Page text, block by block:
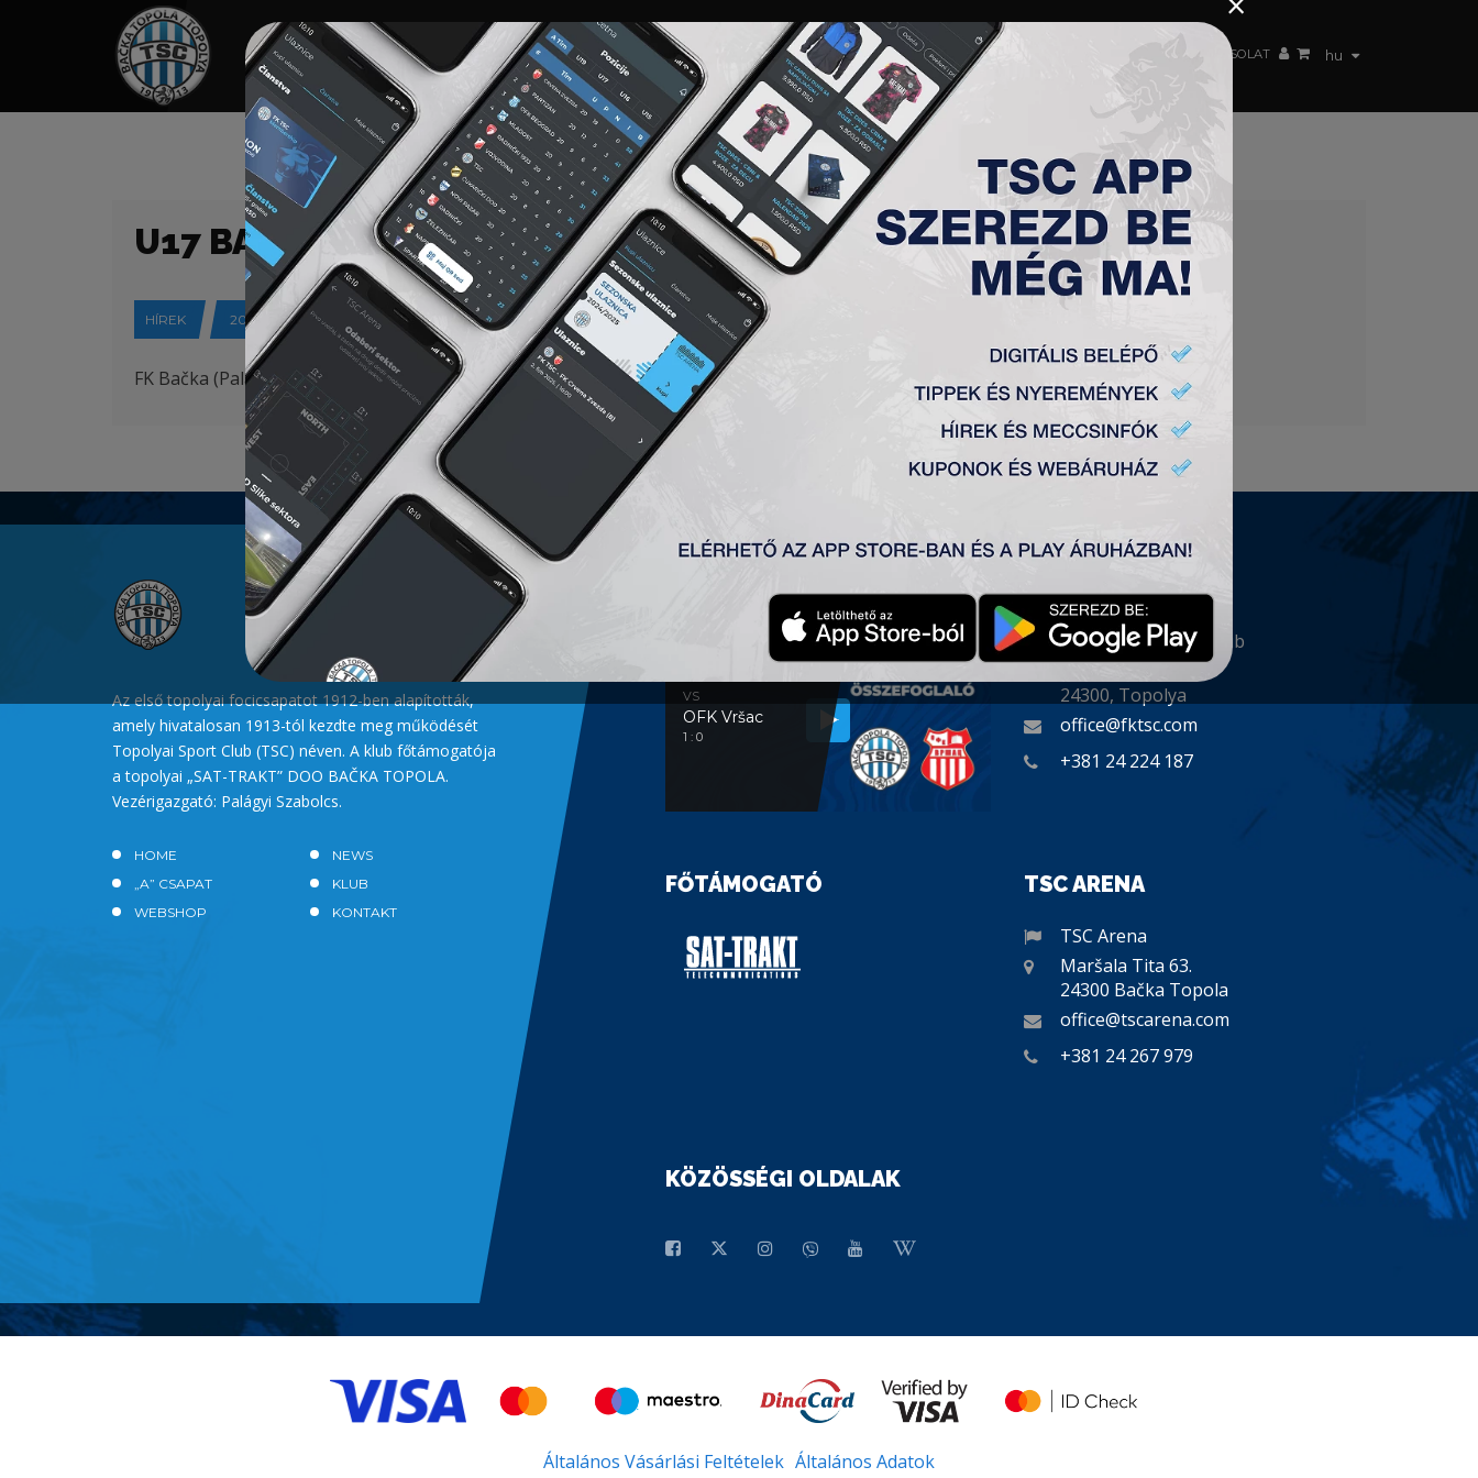
hu
HOME TÁMOGATÓK NEWS GALÉRIA „A” CSAPAT TAGSÁG JEGYEK AKKREDITÁCIÓ KLUB AKADÉMIA NŐI CSAPAT KAPCSOLAT
U17 BAJNOKI MÉRKŐZÉSE
HÍREK 2017-08-26
FK Bačka (Palánka) – FK TSC (Topolya) 0-4
Az első topolyai focicsapatot 1912-ben alapították,
amely hivatalosan 1913-tól kezdte meg működését
Topolyai Sport Club (TSC) néven. A klub főtámogatója
a topolyai „SAT-TRAKT” DOO BAČKA TOPOLA.
Vezérigazgató: Palágyi Szabolcs.
HOME
NEWS
„A” CSAPAT
KLUB
WEBSHOP
KONTAKT
MÉRKŐZÉSELEMZÉS
MÉRKŐZÉSELEMZÉS
VS
OFK Vršac
1 : 0
KAPCSOLAT
„TSC” Labdarúgó Klub
Plitvička 1.
24300, Topolya
office@fktsc.com
+381 24 224 187
FŐTÁMOGATÓ TSC ARENA
TSC Arena
Maršala Tita 63.
24300 Bačka Topola
office@tscarena.com
+381 24 267 979
KÖZÖSSÉGI OLDALAK
Általános Vásárlási Feltételek Általános Adatok